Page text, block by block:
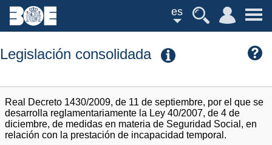
es
Legislación consolidada
Real Decreto 1430/2009, de 11 de septiembre, por el que se
desarrolla reglamentariamente la Ley 40/2007, de 4 de
diciembre, de medidas en materia de Seguridad Social, en
relación con la prestación de incapacidad temporal.